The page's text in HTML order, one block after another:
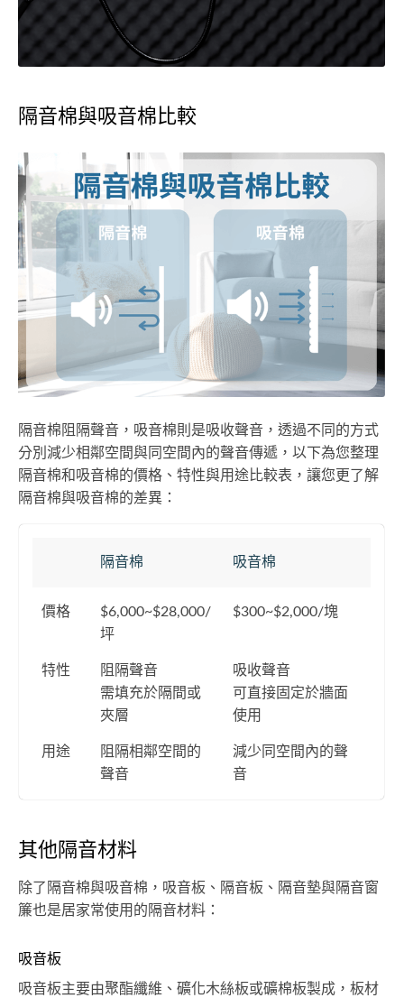
隔音棉與吸音棉比較
隔音棉阻隔聲音，吸音棉則是吸收聲音，透過不同的方式
分別減少相鄰空間與同空間內的聲音傳遞，以下為您整理
隔音棉和吸音棉的價格、特性與用途比較表，讓您更了解
隔音棉與吸音棉的差異：
隔音棉 吸音棉
價格
$6,000~$28,000/
坪
$300~$2,000/塊
特性
阻隔聲音
需填充於隔間或
夾層
吸收聲音
可直接固定於牆面
使用
用途
阻隔相鄰空間的
聲音
減少同空間內的聲
音
其他隔音材料
除了隔音棉與吸音棉，吸音板、隔音板、隔音墊與隔音窗
簾也是居家常使用的隔音材料：
吸音板
吸音板主要由聚酯纖維、礦化木絲板或礦棉板製成，板材